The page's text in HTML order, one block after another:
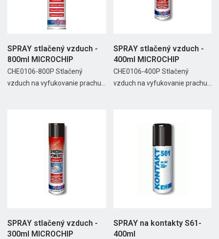
SPRAY stlačený vzduch -
800ml MICROCHIP
CHE0106-800P Stlačený
vzduch na vyfukovanie prachu...
SPRAY stlačený vzduch -
400ml MICROCHIP
CHE0106-400P Stlačený
vzduch na vyfukovanie prachu...
SPRAY stlačený vzduch -
300ml MICROCHIP
SPRAY na kontakty S61-
400ml